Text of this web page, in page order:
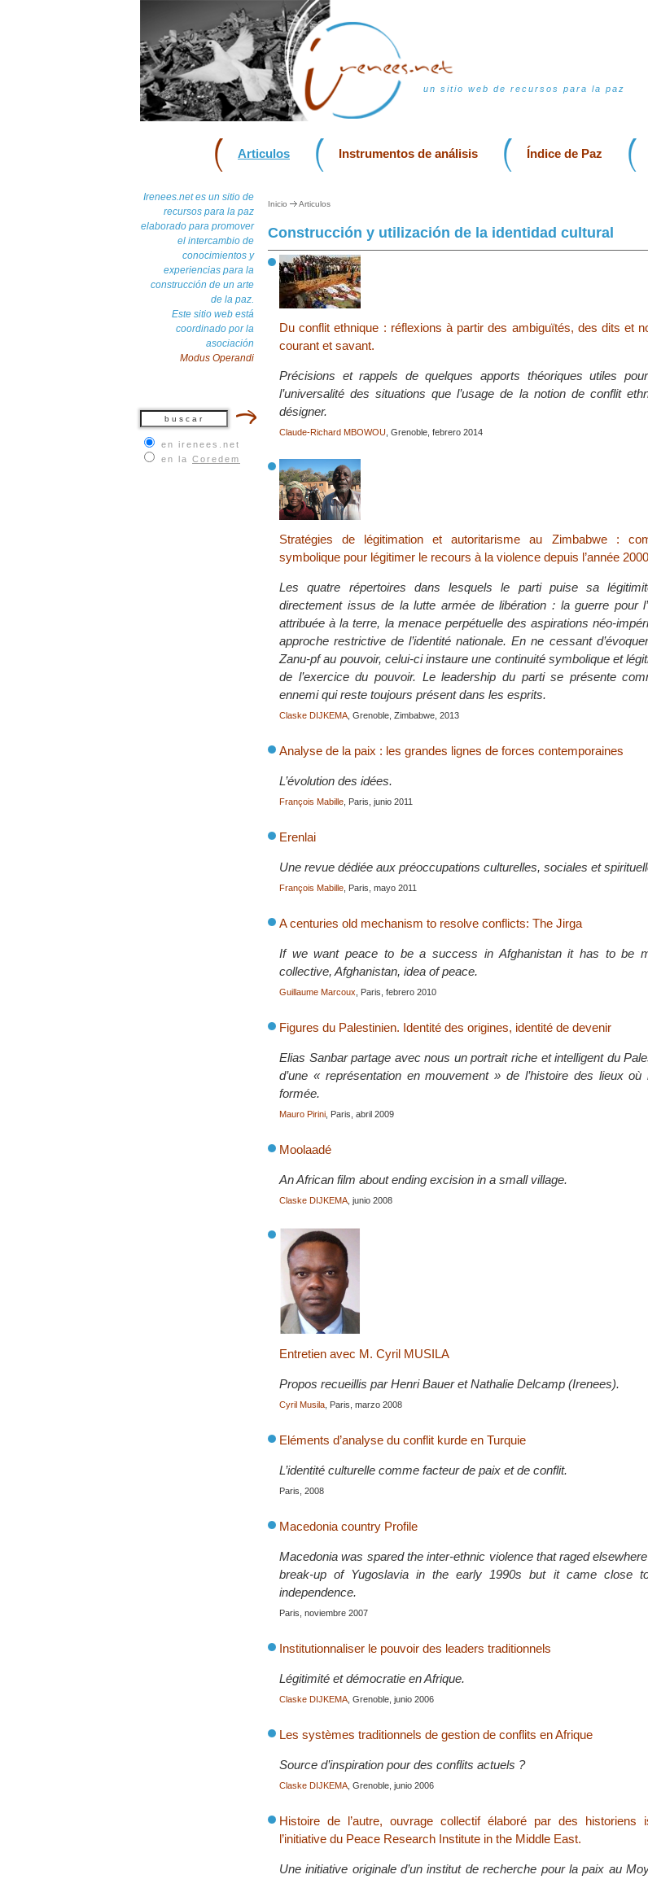
un sitio web de recursos para la paz
Articulos Instrumentos de análisis Índice de Paz
Irenees.net es un sitio de
recursos para la paz
elaborado para promover
el intercambio de
conocimientos y
experiencias para la
construcción de un arte
de la paz.
Este sitio web está
coordinado por la
asociación
Modus Operandi
en irenees.net
en la Coredem
Inicio Articulos
Construcción y utilización de la identidad cultural
Du conflit ethnique : réflexions à partir des ambiguïtés, des dits et
courant et savant.
Précisions et rappels de quelques apports théoriques utiles
l’universalité des situations que l’usage de la notion de conflit
désigner.
Claude-Richard MBOWOU , Grenoble, febrero 2014
Stratégies de légitimation et autoritarisme au Zimbabwe :
symbolique pour légitimer le recours à la violence depuis l’année 2000
Les quatre répertoires dans lesquels le parti puise sa
directement issus de la lutte armée de libération : la guerre pour
attribuée à la terre, la menace perpétuelle des aspirations néo-
approche restrictive de l’identité nationale. En ne cessant
Zanu-pf au pouvoir, celui-ci instaure une continuité symbolique et
de l’exercice du pouvoir. Le leadership du parti se présente
ennemi qui reste toujours présent dans les esprits.
Claske DIJKEMA , Grenoble, Zimbabwe, 2013
Analyse de la paix : les grandes lignes de forces contemporaines
L’évolution des idées.
François Mabille , Paris, junio 2011
Erenlai
Une revue dédiée aux préoccupations culturelles, sociales et
François Mabille , Paris, mayo 2011
A centuries old mechanism to resolve conflicts: The Jirga
If we want peace to be a success in Afghanistan it has to be
collective, Afghanistan, idea of peace.
Guillaume Marcoux , Paris, febrero 2010
Figures du Palestinien. Identité des origines, identité de devenir
Elias Sanbar partage avec nous un portrait riche et intelligent du
d’une « représentation en mouvement » de l’histoire des lieux où
formée.
Mauro Pirini , Paris, abril 2009
Moolaadé
An African film about ending excision in a small village.
Claske DIJKEMA , junio 2008
Entretien avec M. Cyril MUSILA
Propos recueillis par Henri Bauer et Nathalie Delcamp (Irenees).
Cyril Musila , Paris, marzo 2008
Eléments d’analyse du conflit kurde en Turquie
L’identité culturelle comme facteur de paix et de conflit.
Paris, 2008
Macedonia country Profile
Macedonia was spared the inter-ethnic violence that raged
break-up of Yugoslavia in the early 1990s but it came close
independence.
Paris, noviembre 2007
Institutionnaliser le pouvoir des leaders traditionnels
Légitimité et démocratie en Afrique.
Claske DIJKEMA , Grenoble, junio 2006
Les systèmes traditionnels de gestion de conflits en Afrique
Source d’inspiration pour des conflits actuels ?
Claske DIJKEMA , Grenoble, junio 2006
Histoire de l’autre, ouvrage collectif élaboré par des historiens
l’initiative du Peace Research Institute in the Middle East.
Une initiative originale d’un institut de recherche pour la paix au